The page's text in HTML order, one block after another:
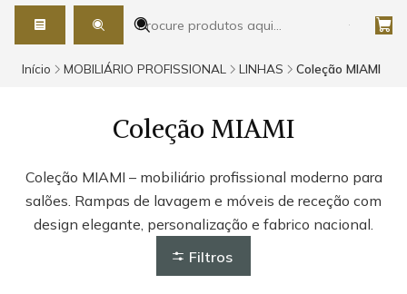
Início MOBILIÁRIO PROFISSIONAL LINHAS Coleção MIAMI
Coleção MIAMI
Coleção MIAMI – mobiliário profissional moderno para
salões. Rampas de lavagem e móveis de receção com
design elegante, personalização e fabrico nacional.
Filtros